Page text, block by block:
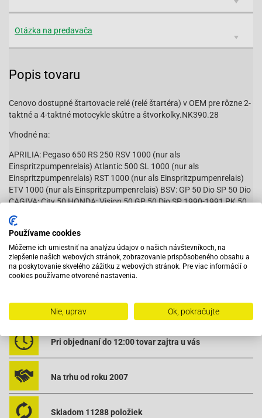
Otázka na predavača
Popis tovaru
Cenovo dostupné štartovacie relé (relé štartéra) v OEM pre rôzne 2-
taktné a 4-taktné motocykle skútre a štvorkolky.NK390.28
Vhodné na:
APRILIA: Pegaso 650 RS 250 RSV 1000 (nur als
Einspritzpumpenrelais) Atlantic 500 SL 1000 (nur als
Einspritzpumpenrelais) RST 1000 (nur als Einspritzpumpenrelais)
ETV 1000 (nur als Einspritzpumpenrelais) BSV: GP 50 Dio SP 50 Dio
CAGIVA: City 50 HONDA: Vision 50 GP 50 Dio SP 1990-1991 PK 50
CN 250 Foresight 250 (passt in mehreren Honda-Rollern, bitte
vergleichen) ITALJET: verschiedene Roller (bitte vergleichen)
KYMCO: CX Super 50 ZX 50 Sniper 50 Cobra 50 K12 50 DJX 50 DJY
50 DJW 50 PEUGEOT: Rapido 50 ST 50 FOX 50 Fox L 50 Metropolis
Speedfight 50/100 Buxy RS SV 50 Geo SV 100 Geo SV 125 Geo
8224462 8224057 BSV: 38501-GN2-003 Cagiva: Y00-FA0-295 Y00-
FA1-354 Honda: 38501-GN2-003/014 Kymco: 38501-GN2-003 001-
712645 Suzuki: 31800-29C00/03A00 25E00/16A10
Čítať viac
Vybavený servis s odborným vyškoleným personálom
Pri objednaní do 12:00 tovar zajtra u vás
Na trhu od roku 2007
Skladom 11288 položiek
Používame cookies
Môžeme ich umiestniť na analýzu údajov o našich návštevníkoch, na
zlepšenie našich webových stránok, zobrazovanie prispôsobeného obsahu a
na poskytovanie skvelého zážitku z webových stránok. Pre viac informácií o
cookies používame otvorené nastavenia.
Nie, uprav Ok, pokračujte